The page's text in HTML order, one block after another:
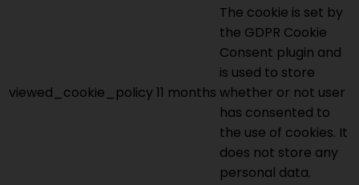
viewed_cookie_policy11 months
The cookie is set by
the GDPR Cookie
Consent plugin and
is used to store
whether or not user
has consented to
the use of cookies. It
does not store any
personal data.